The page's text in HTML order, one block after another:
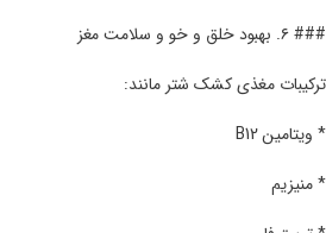
### ۶. بهبود خلق و خو و سلامت مغز
ترکیبات مغذی کشک شتر مانند:
* ویتامین B12
* منیزیم